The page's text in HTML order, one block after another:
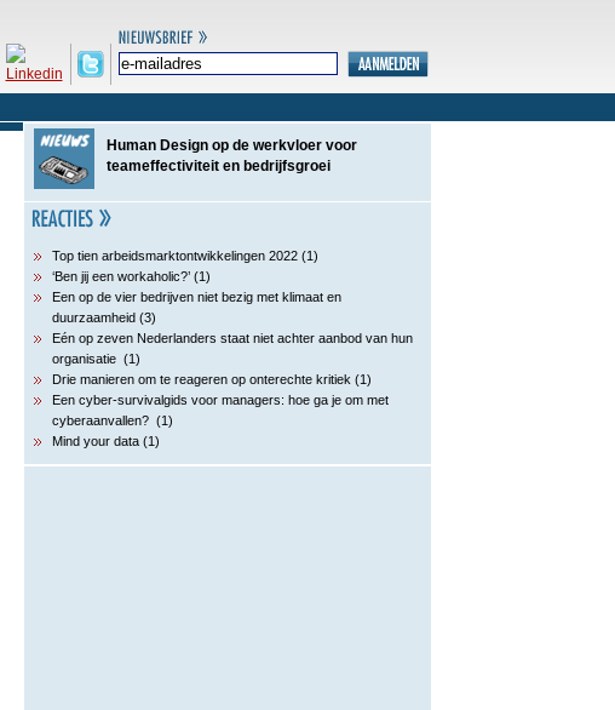
Human Design op de werkvloer voor
teameffectiviteit en bedrijfsgroei
Top tien arbeidsmarktontwikkelingen 2022 (1)
‘Ben jij een workaholic?’ (1)
Een op de vier bedrijven niet bezig met klimaat en
duurzaamheid (3)
Eén op zeven Nederlanders staat niet achter aanbod van hun
organisatie (1)
Drie manieren om te reageren op onterechte kritiek (1)
Een cyber-survivalgids voor managers: hoe ga je om met
cyberaanvallen? (1)
Mind your data (1)